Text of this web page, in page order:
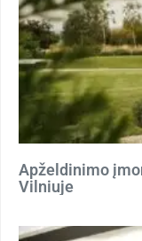
Apželdinimo
Vilniuje